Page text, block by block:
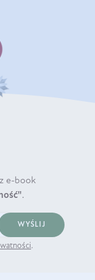
e-book
.
WYŚLIJ
.